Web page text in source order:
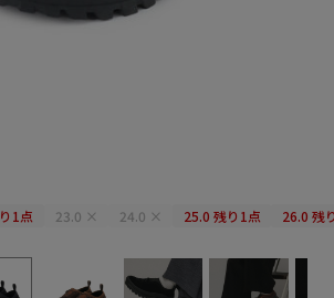
1点 23.0 × 24.0 × 25.0 残り1点 26.0 残